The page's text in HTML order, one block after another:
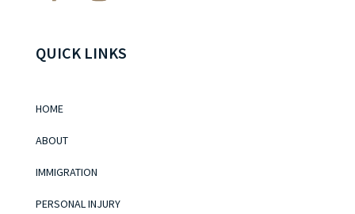
QUICK LINKS
HOME
ABOUT
IMMIGRATION
PERSONAL INJURY